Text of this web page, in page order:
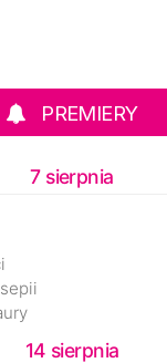
PREMIERY
7 sierpnia
14 sierpnia